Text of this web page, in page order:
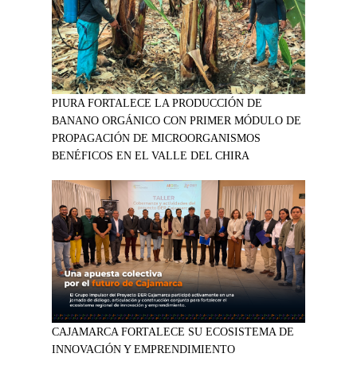
PIURA FORTALECE LA PRODUCCIÓN DE
BANANO ORGÁNICO CON PRIMER MÓDULO DE
PROPAGACIÓN DE MICROORGANISMOS
BENÉFICOS EN EL VALLE DEL CHIRA
CAJAMARCA FORTALECE SU ECOSISTEMA DE
INNOVACIÓN Y EMPRENDIMIENTO